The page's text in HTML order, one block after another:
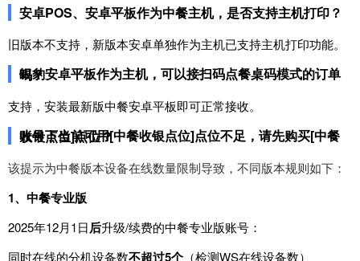
安卓POS、安卓平板作为中餐主机，是否支持主机打印？
旧版本不支持，新版本安卓单独作为主机已支持主机打印功能。
银豹安卓平板作为主机，可以接扫码点餐桌码模式的订单吗？
支持，安装最新版中餐安卓平板即可正常接收。
账号下当前可用[中餐收银点位]点位不足，请先购买[中餐收银点位]点位？
该提示为中餐版本设备在线数量限制导致，不同版本规则如下：
1、中餐专业版
2025年12月1日后升级/续费的中餐专业版账号 ：
同时在线的分机设备数不超过5个（检测WS在线设备数）